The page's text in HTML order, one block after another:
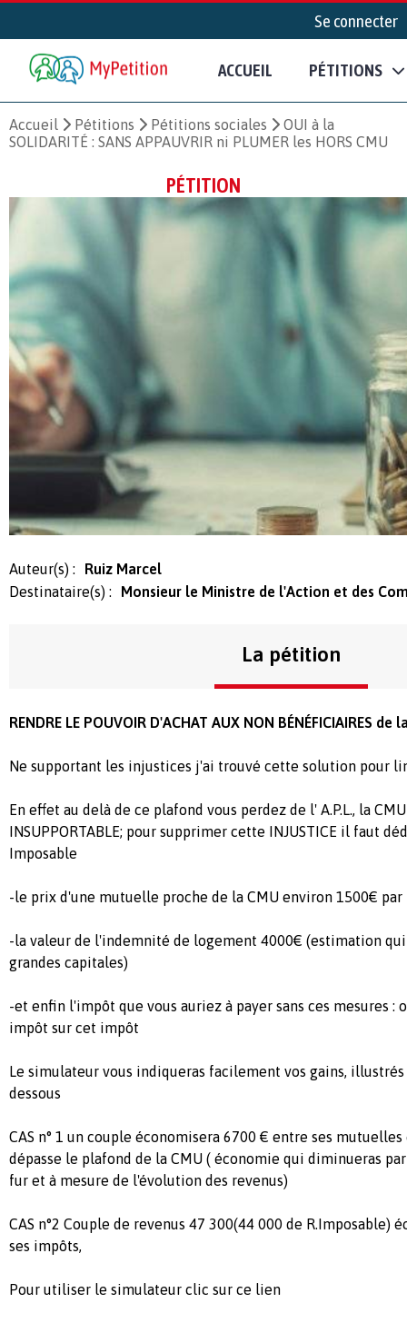
Se connecter
ACCUEIL PÉTITIONS
Accueil Pétitions Pétitions sociales
OUI à la
SOLIDARITÉ : SANS APPAUVRIR ni PLUMER les HORS CMU
PÉTITION
Auteur(s) :
Ruiz Marcel
Destinataire(s) :
Monsieur le Ministre de l'Action et des
La pétition
RENDRE LE POUVOIR D'ACHAT AUX NON BÉNÉFICIAIRES de
Ne supportant les injustices j'ai trouvé cette solution pour
En effet au delà de ce plafond vous perdez de l' A.P.L., la
INSUPPORTABLE; pour supprimer cette INJUSTICE il faut
Imposable
-le prix d'une mutuelle proche de la CMU environ 1500€ par
-la valeur de l'indemnité de logement 4000€ (estimation
grandes capitales)
-et enfin l'impôt que vous auriez à payer sans ces mesures :
impôt sur cet impôt
Le simulateur vous indiqueras facilement vos gains,
dessous
CAS n° 1 un couple économisera 6700 € entre ses mutuelles
dépasse le plafond de la CMU ( économie qui diminueras par
fur et à mesure de l'évolution des revenus)
CAS n°2 Couple de revenus 47 300(44 000 de R.Imposable)
ses impôts,
Pour utiliser le simulateur clic sur ce lien